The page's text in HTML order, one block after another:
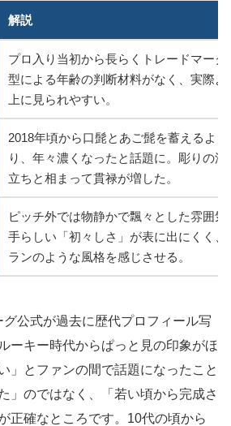
解説
プロ入り当初から長らくトレードマーク
型による年齢の判断材料がなく、実際よ
上に見られやすい。
2018年頃から口髭とあご髭を蓄えるよ
り、年々濃くなったと話題に。彫りの深
立ちと相まって貫禄が増した。
ピッチ外では物静かで飄々とした雰囲気
手らしい「初々しさ」が表に出にくく、
ランのような風格を感じさせる。
公式が過去に歴代プロフィール写
ーキー時代からぱっと見の印象がほ
」とファンの間で話題になったこと
」のではなく、「若い頃から完成さ
正確なところです。10代の頃から